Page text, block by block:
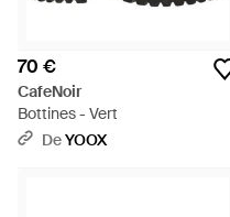
70 €
CafeNoir
Bottines - Vert
DeYOOX